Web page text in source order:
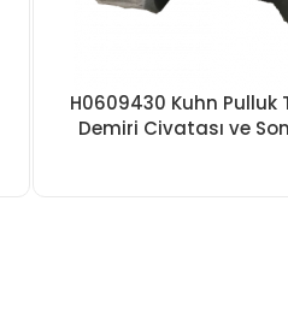
H0609430 Kuhn Pulluk
Demiri Civatası ve